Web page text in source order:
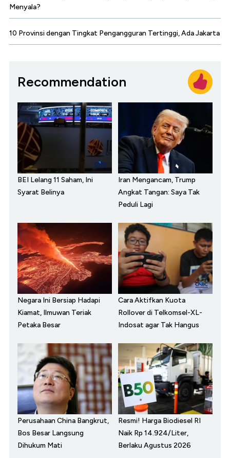
Menyala?
10 Provinsi dengan Tingkat Pengangguran Tertinggi, Ada Jakarta
Recommendation
BEI Lelang 11 Saham, Ini
Syarat Belinya
Iran Mengancam, Trump
Angkat Tangan: Saya Tak
Peduli Lagi
Negara Ini Bersiap Hadapi
Kiamat, Ilmuwan Teriak
Petaka Besar
Cara Aktifkan Kuota
Rollover di Telkomsel-XL-
Indosat agar Tak Hangus
Perusahaan China Bangkrut,
Bos Besar Langsung
Dihukum Mati
Resmi! Harga Biodiesel RI
Naik Rp 14.924/Liter,
Berlaku Agustus 2026